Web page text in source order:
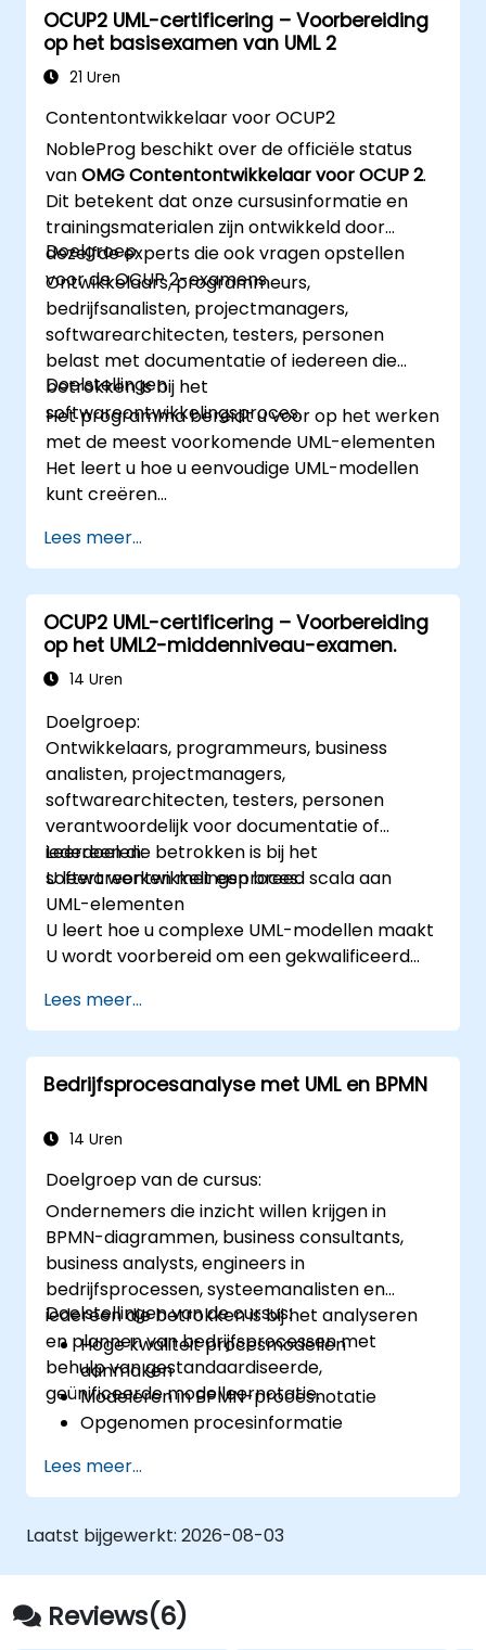
OCUP2 UML-certificering – Voorbereiding
op het basisexamen van UML 2
21 Uren
Contentontwikkelaar voor OCUP2
NobleProg beschikt over de officiële status
vanOMG Contentontwikkelaar voor OCUP 2.
Dit betekent dat onze cursusinformatie en
trainingsmaterialen zijn ontwikkeld door
dezelfde experts die ook vragen opstellen
voor de OCUP 2-examens.
Doelgroep
Ontwikkelaars, programmeurs,
bedrijfsanalisten, projectmanagers,
softwarearchitecten, testers, personen
belast met documentatie of iedereen die
betrokken is bij het
softwareontwikkelingsproces.
Doelstellingen
Het programma bereidt u voor op het werken
met de meest voorkomende UML-elementen
Het leert u hoe u eenvoudige UML-modellen
kunt creëren
worden van een UML-ontwikkelteam
Lees meer...
OCUP2 UML-certificering – Voorbereiding
op het UML2-middenniveau-examen.
14 Uren
Doelgroep:
Ontwikkelaars, programmeurs, business
analisten, projectmanagers,
softwarearchitecten, testers, personen
verantwoordelijk voor documentatie of
iedereen die betrokken is bij het
softwareontwikkelingsproces.
Leerdoelen:
U leert werken met een breed scala aan
UML-elementen
U leert hoe u complexe UML-modellen maakt
U wordt voorbereid om een gekwalificeerd
ontwikkelteam.
Lees meer...
Bedrijfsprocesanalyse met UML en BPMN
14 Uren
Doelgroep van de cursus:
Ondernemers die inzicht willen krijgen in
BPMN-diagrammen, business consultants,
business analysts, engineers in
bedrijfsprocessen, systeemanalisten en
iedereen die betrokken is bij het analyseren
en plannen van bedrijfsprocessen met
behulp van gestandaardiseerde,
geünificeerde modelleernotatie.
Doelstellingen van de cursus:
Hoge kwaliteit procesmodellen
aanmaken
Modeleren in BPMN-procesnotatie
Opgenomen procesinformatie
Geoptimaliseerde processtromen
implementeren voor mensintensieve
processen
Complexe procesdefinitie
vereenvoudigen en opsplitsen in beter
beheersbare delen
Lees meer...
Laatst bijgewerkt: 2026-08-03
Reviews(6)